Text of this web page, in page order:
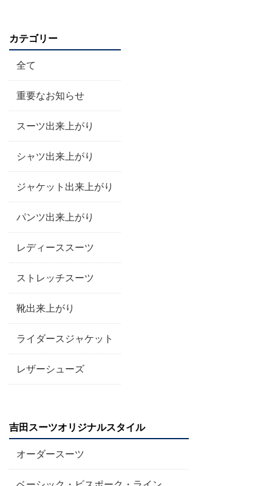
カテゴリー
全て
重要なお知らせ
スーツ出来上がり
シャツ出来上がり
ジャケット出来上がり
パンツ出来上がり
レディーススーツ
ストレッチスーツ
靴出来上がり
ライダースジャケット
レザーシューズ
吉田スーツオリジナルスタイル
オーダースーツ